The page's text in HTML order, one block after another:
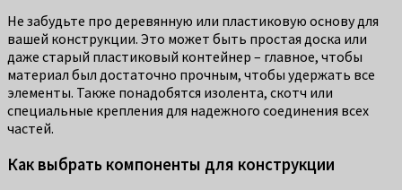
Не забудьте про деревянную или пластиковую основу для
вашей конструкции. Это может быть простая доска или
даже старый пластиковый контейнер – главное, чтобы
материал был достаточно прочным, чтобы удержать все
элементы. Также понадобятся изолента, скотч или
специальные крепления для надежного соединения всех
частей.
Как выбрать компоненты для конструкции